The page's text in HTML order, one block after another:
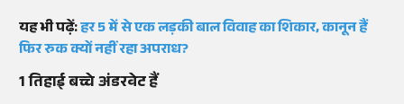
यह भी पढ़ें:हर 5 में से एक लड़की बाल विवाह का शिकार, कानून हैं
फिर रुक क्यों नहीं रहा अपराध?
1 तिहाई बच्चे अंडरवेट हैं